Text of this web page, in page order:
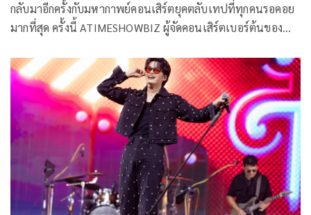
กลับมาอีกครั้งกับมหากาพย์คอนเสิร์ตยุคตลับเทปที่ทุกคนรอคอย
มากที่สุด ครั้งนี้ ATIMESHOWBIZ ผู้จัดคอนเสิร์ตเบอร์ต้นของ
ครั้งกับคอนเสิร์ต “Cassette Fest. Mega Hits” DANCE-ลืม-
โลก-โยก-ตัว-แตก ที่ชาวตลับเทปไม่ควรพลาด! กับเพลงสุดฮิต
และศิลปินที่คิดถึงด้วยไลน์อัพ 14 ศิลปิน 21 ชีวิตรวมตัวพ่อตัว
มัมแห่งยุคตลับเทป